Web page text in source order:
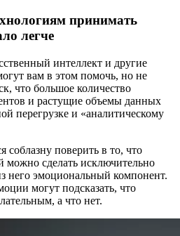
принимать
легче
интеллект и другие
вам в этом помочь, но не
что большое количество
и растущие объемы данных
перегрузке и «аналитическому
соблазну поверить в то, что
можно сделать исключительно
него эмоциональный компонент.
могут подсказать, что
а что нет.